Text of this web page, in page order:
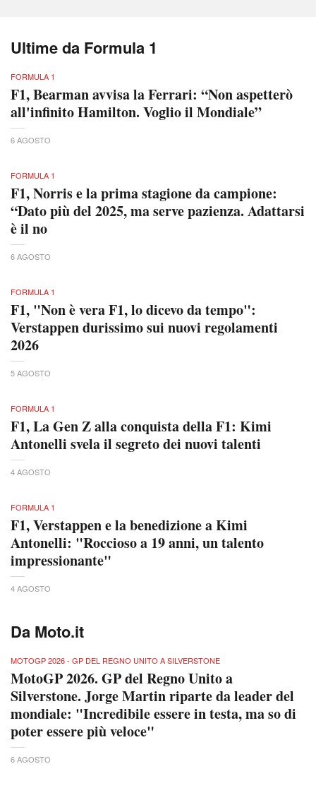
Ultime da Formula 1
FORMULA 1
F1, Bearman avvisa la Ferrari: “Non aspetterò
all'infinito Hamilton. Voglio il Mondiale”
6 AGOSTO
FORMULA 1
F1, Norris e la prima stagione da campione:
“Dato più del 2025, ma serve pazienza. Adattarsi
è il no
6 AGOSTO
FORMULA 1
F1, "Non è vera F1, lo dicevo da tempo":
Verstappen durissimo sui nuovi regolamenti
2026
5 AGOSTO
FORMULA 1
F1, La Gen Z alla conquista della F1: Kimi
Antonelli svela il segreto dei nuovi talenti
4 AGOSTO
FORMULA 1
F1, Verstappen e la benedizione a Kimi
Antonelli: "Roccioso a 19 anni, un talento
impressionante"
4 AGOSTO
Da Moto.it
MOTOGP 2026 - GP DEL REGNO UNITO A SILVERSTONE
MotoGP 2026. GP del Regno Unito a
Silverstone. Jorge Martin riparte da leader del
mondiale: "Incredibile essere in testa, ma so di
poter essere più veloce"
6 AGOSTO